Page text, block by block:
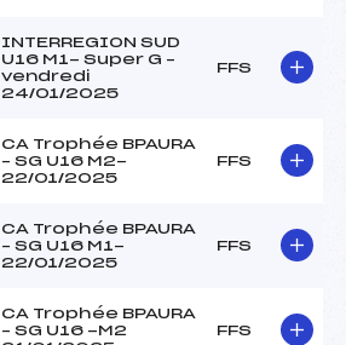
INTERREGION SUD
U16 M1- Super G –
vendredi
24/01/2025
FFS
CA Trophée BPAURA
– SG U16 M2-
22/01/2025
FFS
CA Trophée BPAURA
– SG U16 M1-
22/01/2025
FFS
CA Trophée BPAURA
– SG U16 -M2
FFS